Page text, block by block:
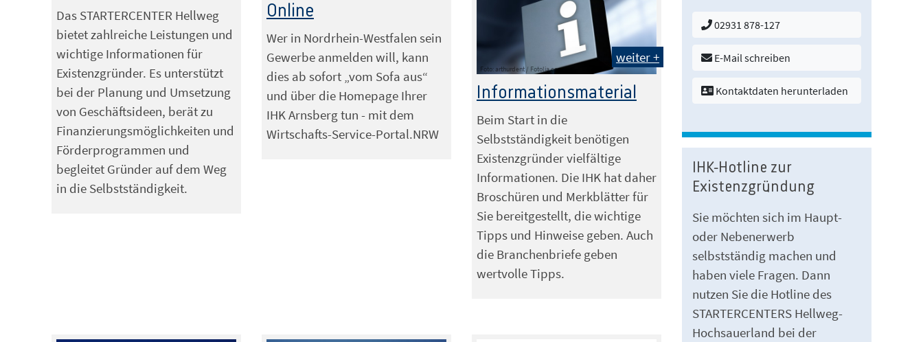
Das STARTERCENTER Hellweg
bietet zahlreiche Leistungen und
wichtige Informationen für
Existenzgründer. Es unterstützt
bei der Planung und Umsetzung
von Geschäftsideen, berät zu
Finanzierungsmöglichkeiten und
Förderprogrammen und
begleitet Gründer auf dem Weg
in die Selbstständigkeit.
Online
Wer in Nordrhein-Westfalen sein
Gewerbe anmelden will, kann
dies ab sofort „vom Sofa aus“
und über die Homepage Ihrer
IHK Arnsberg tun - mit dem
Wirtschafts-Service-Portal.NRW
Foto: arthurdent / Fotolia.com
weiter +
Informationsmaterial
Beim Start in die
Selbstständigkeit benötigen
Existenzgründer vielfältige
Informationen. Die IHK hat daher
Broschüren und Merkblätter für
Sie bereitgestellt, die wichtige
Tipps und Hinweise geben. Auch
die Branchenbriefe geben
wertvolle Tipps.
02931 878-127
E-Mail schreiben
Kontaktdaten herunterladen
IHK-Hotline zur
Existenzgründung
Sie möchten sich im Haupt-
oder Nebenerwerb
selbstständig machen und
haben viele Fragen. Dann
nutzen Sie die Hotline des
STARTERCENTERS Hellweg-
Hochsauerland bei der